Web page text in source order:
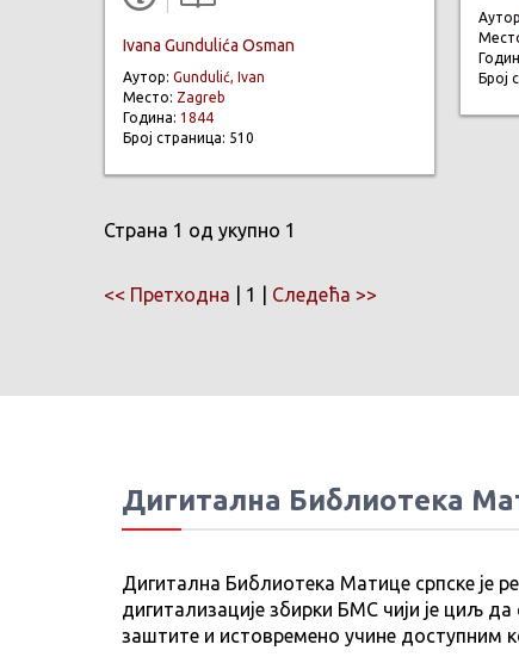
Ivana Gundulića Osman
Аутор: Gundulić, Ivan
Место: Zagreb
Година: 1844
Број страница: 510
Број
Страна 1 од укупно 1
<< Претходна | 1 | Следећа >>
Дигитална Библиотека
Дигитална Библиотека Матице српске је
дигитализације збирки БМС чији је циљ да
заштите и истовремено учине доступним